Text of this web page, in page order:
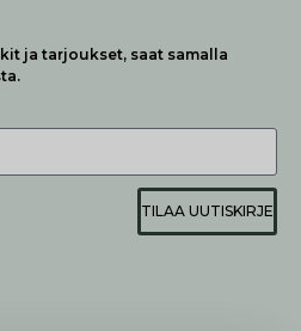
ja tarjoukset, saat samalla
TILAA UUTISKIRJE